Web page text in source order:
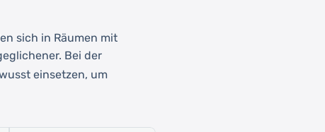
sich in Räumen mit
Bei der
einsetzen, um